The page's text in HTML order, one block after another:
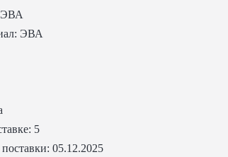
ЭВА
ЭВА
5
05.12.2025